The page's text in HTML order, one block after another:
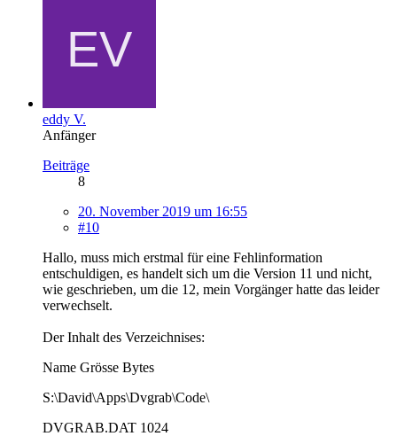
eddy V.
Anfänger
Beiträge
8
20. November 2019 um 16:55
#10
Hallo, muss mich erstmal für eine Fehlinformation
entschuldigen, es handelt sich um die Version 11 und nicht,
wie geschrieben, um die 12, mein Vorgänger hatte das leider
verwechselt.
Der Inhalt des Verzeichnises:
Name Grösse Bytes
S:\David\Apps\Dvgrab\Code\
DVGRAB.DAT 1024